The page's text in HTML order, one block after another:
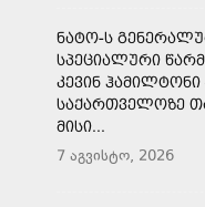
ᲜᲐᲢᲝ-Ს
ᲡᲞᲔᲪᲘᲐᲚᲣᲠᲘ
ᲙᲔᲕᲘᲜ
ᲡᲐᲥᲐᲠᲗᲕᲔᲚᲝᲖᲔ
ᲛᲘᲡᲘ...
7 აგვისტო, 2026